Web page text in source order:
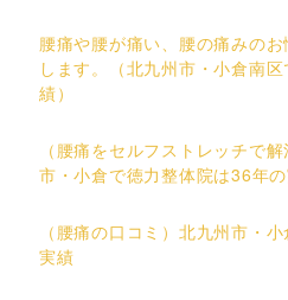
腰痛や腰が痛い、腰の痛みの
します。（北九州市・小倉南
績）
（腰痛をセルフストレッチで
市・小倉で徳力整体院は36年
（腰痛の口コミ）北九州市・
実績